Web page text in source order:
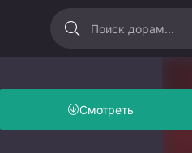
Смотреть